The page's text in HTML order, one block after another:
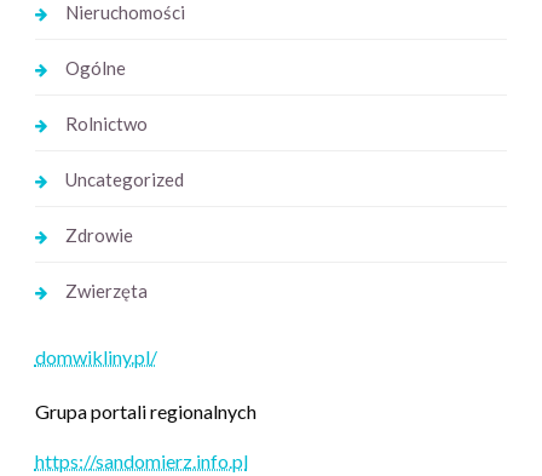
Nieruchomości
Ogólne
Rolnictwo
Uncategorized
Zdrowie
Zwierzęta
domwikliny.pl/
Grupa portali regionalnych
https://sandomierz.info.pl